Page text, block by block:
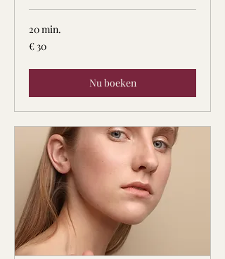
20 min.
30
euro
€ 30
Nu boeken